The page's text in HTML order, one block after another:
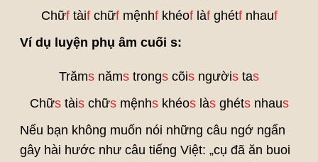
Chữftàifchữfmệnhfkhéoflàfghétfnhauf
Ví dụ luyện phụ âm cuối s:
Trăms năms trongs cõis ngườis tas
Chữstàischữsmệnhskhéoslàsghétsnhaus
Nếu bạn không muốn nói những câu ngớ ngẩn
gây hài hước như câu tiếng Việt: „cụ đã ăn buoi